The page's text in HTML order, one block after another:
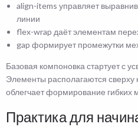
align-items управляет
линии
flex-wrap даёт элементам
gap формирует промежутки
Базовая компоновка стартует с
Элементы располагаются сверху
облегчает формирование гибких
Практика для